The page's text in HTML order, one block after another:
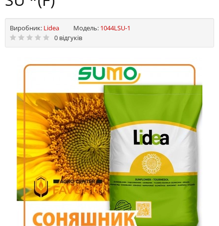
Виробник: Lidea Модель: 1044LSU-1
0 відгуків